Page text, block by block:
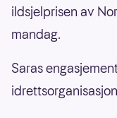
ildsjelprisen av
mandag.
Saras